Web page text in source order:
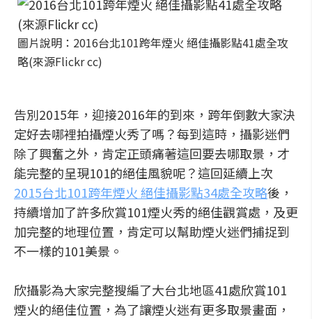
圖片說明：2016台北101跨年煙火 絕佳攝影點41處全攻
略(來源Flickr cc)
告別2015年，迎接2016年的到來，跨年倒數大家決
定好去哪裡拍攝煙火秀了嗎？每到這時，攝影迷們
除了興奮之外，肯定正頭痛著這回要去哪取景，才
能完整的呈現101的絕佳風貌呢？這回延續上次
2015台北101跨年煙火 絕佳攝影點34處全攻略後，
持續增加了許多欣賞101煙火秀的絕佳觀賞處，及更
加完整的地理位置，肯定可以幫助煙火迷們捕捉到
不一樣的101美景。
欣攝影為大家完整搜編了大台北地區41處欣賞101
煙火的絕佳位置，為了讓煙火迷有更多取景畫面，